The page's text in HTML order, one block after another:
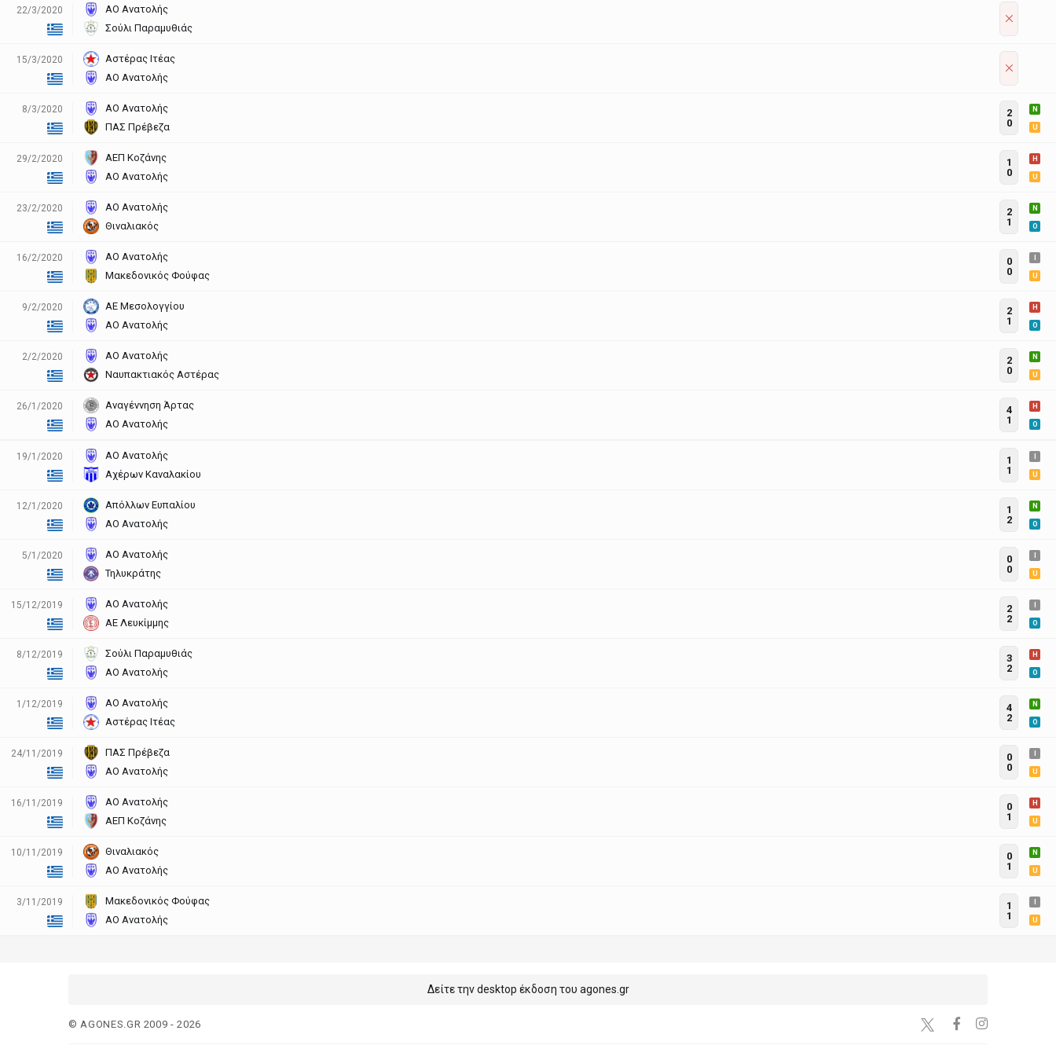
22/3/2020
ΑΟ Ανατολής
Σούλι Παραμυθιάς
15/3/2020
Αστέρας Ιτέας
ΑΟ Ανατολής
8/3/2020
ΑΟ Ανατολής
ΠΑΣ Πρέβεζα
2
0
N
U
29/2/2020
ΑΕΠ Κοζάνης
ΑΟ Ανατολής
1
0
H
U
23/2/2020
ΑΟ Ανατολής
Θιναλιακός
2
1
N
O
16/2/2020
ΑΟ Ανατολής
Μακεδονικός Φούφας
0
0
U
9/2/2020
ΑΕ Μεσολογγίου
ΑΟ Ανατολής
2
1
H
O
2/2/2020
ΑΟ Ανατολής
Ναυπακτιακός Αστέρας
2
0
N
U
26/1/2020
Αναγέννηση Άρτας
ΑΟ Ανατολής
4
1
H
O
19/1/2020
ΑΟ Ανατολής
Αχέρων Καναλακίου
1
1
U
12/1/2020
Απόλλων Ευπαλίου
ΑΟ Ανατολής
1
2
N
O
5/1/2020
ΑΟ Ανατολής
Τηλυκράτης
0
0
U
15/12/2019
ΑΟ Ανατολής
ΑΕ Λευκίμμης
2
2
O
8/12/2019
Σούλι Παραμυθιάς
ΑΟ Ανατολής
3
2
H
O
1/12/2019
ΑΟ Ανατολής
Αστέρας Ιτέας
4
2
N
O
24/11/2019
ΠΑΣ Πρέβεζα
ΑΟ Ανατολής
0
0
U
16/11/2019
ΑΟ Ανατολής
ΑΕΠ Κοζάνης
0
1
H
U
10/11/2019
Θιναλιακός
ΑΟ Ανατολής
0
1
N
U
3/11/2019
Μακεδονικός Φούφας
ΑΟ Ανατολής
1
1
U
Δείτε την desktop έκδοση του agones.gr
© AGONES.GR 2009 - 2026